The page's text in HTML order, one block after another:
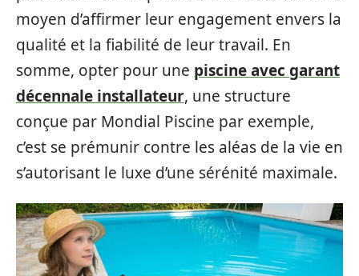
moyen d’affirmer leur engagement envers la
qualité et la fiabilité de leur travail. En
somme, opter pour une piscine avec garant
décennale installateur, une structure
conçue par Mondial Piscine par exemple,
c’est se prémunir contre les aléas de la vie en
s’autorisant le luxe d’une sérénité maximale.